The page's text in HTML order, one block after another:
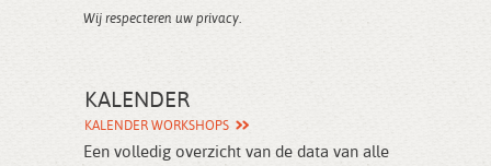
Wij respecteren uw privacy.
KALENDER
KALENDER WORKSHOPS
Een volledig overzicht van de data van alle